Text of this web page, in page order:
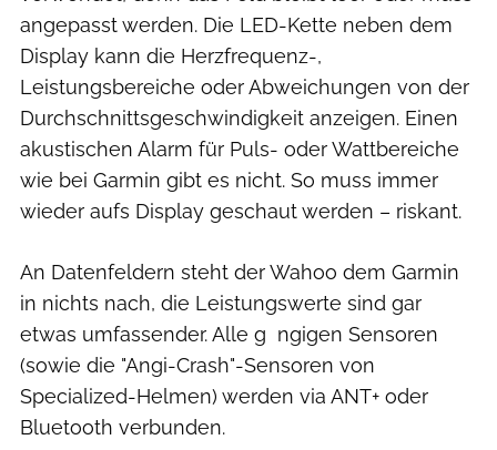
angepasst werden. Die LED-Kette neben dem
Display kann die Herzfrequenz-,
Leistungsbereiche oder Abweichungen von der
Durchschnittsgeschwindigkeit anzeigen. Einen
akustischen Alarm für Puls- oder Wattbereiche
wie bei Garmin gibt es nicht. So muss immer
wieder aufs Display geschaut werden – riskant.
An Datenfeldern steht der Wahoo dem Garmin
in nichts nach, die Leistungswerte sind gar
etwas umfassender. Alle g ngigen Sensoren
(sowie die "Angi-Crash"-Sensoren von
Specialized-Helmen) werden via ANT+ oder
Bluetooth verbunden.